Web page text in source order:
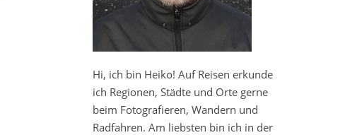
Hi, ich bin Heiko! Auf Reisen erkunde
ich Regionen, Städte und Orte gerne
beim Fotografieren, Wandern und
Radfahren. Am liebsten bin ich in der